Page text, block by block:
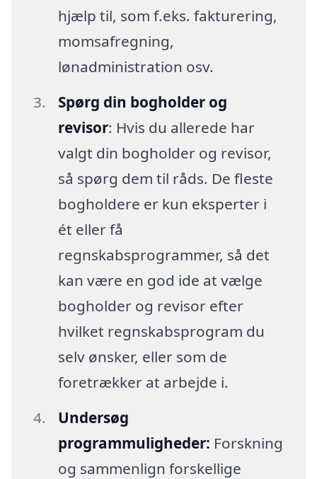
hjælp til, som f.eks. fakturering,
momsafregning,
lønadministration osv.
Spørg din bogholder og
revisor: Hvis du allerede har
valgt din bogholder og revisor,
så spørg dem til råds. De fleste
bogholdere er kun eksperter i
ét eller få
regnskabsprogrammer, så det
kan være en god ide at vælge
bogholder og revisor efter
hvilket regnskabsprogram du
selv ønsker, eller som de
foretrækker at arbejde i.
Undersøg
programmuligheder: Forskning
og sammenlign forskellige